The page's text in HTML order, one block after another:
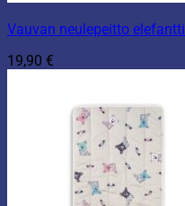
Vauvan neulepeitto elefantti
19,90 €